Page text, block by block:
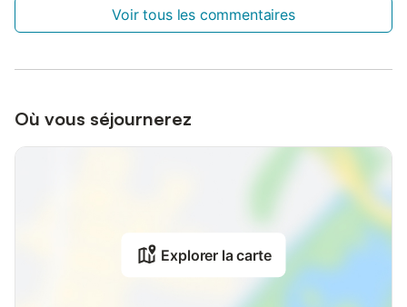
Voir tous les commentaires
Où vous séjournerez
Explorer la carte